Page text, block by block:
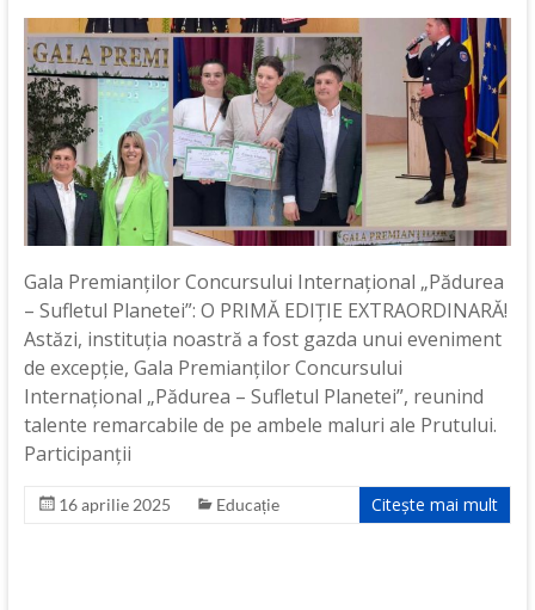
Gala Premianților Concursului Internațional „Pădurea
– Sufletul Planetei”: O PRIMĂ EDIȚIE EXTRAORDINARĂ!
Astăzi, instituția noastră a fost gazda unui eveniment
de excepție, Gala Premianților Concursului
Internațional „Pădurea – Sufletul Planetei”, reunind
talente remarcabile de pe ambele maluri ale Prutului.
Participanții
16 aprilie 2025 Educație Citește mai mult